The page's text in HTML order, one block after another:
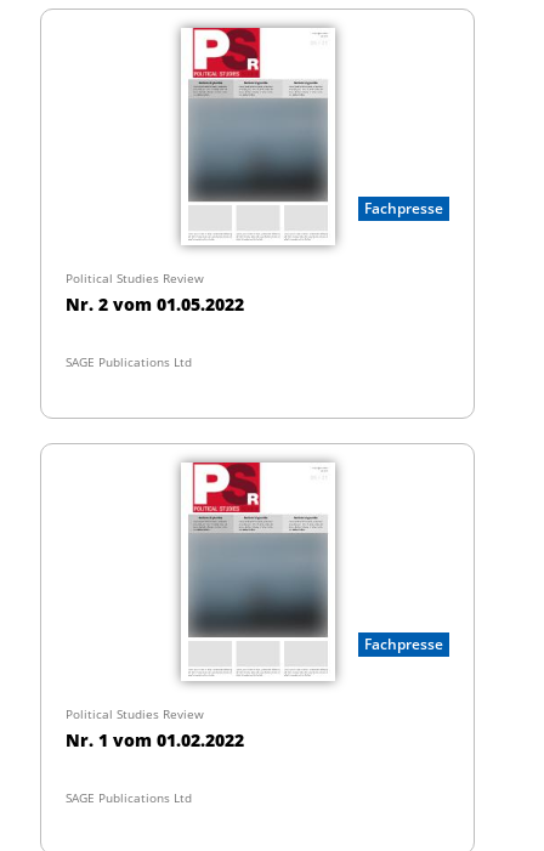
Fachpresse
Political Studies Review
Nr. 2 vom 01.05.2022
SAGE Publications Ltd
Fachpresse
Political Studies Review
Nr. 1 vom 01.02.2022
SAGE Publications Ltd